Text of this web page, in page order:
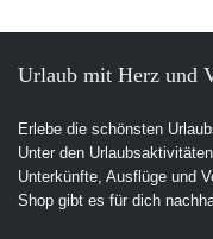
Urlaub mit Herz und
Erlebe die schönsten
Unter den
Unterkünfte, Ausflüge und
Shop gibt es für dich